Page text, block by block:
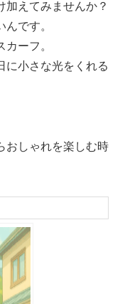
加えてみませんか？
です。
ーフ。
に小さな光をくれる
おしゃれを楽しむ時